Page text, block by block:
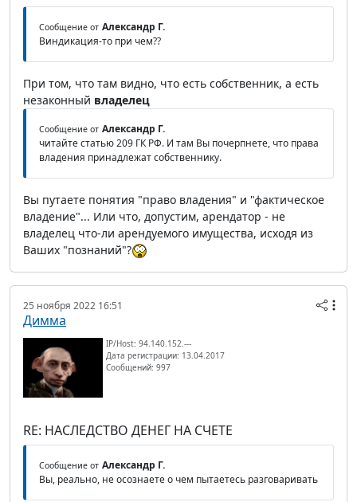
Сообщение от Александр Г.
Виндикация-то при чем??
При том, что там видно, что есть собственник, а есть
незаконный владелец
Сообщение от Александр Г.
читайте статью 209 ГК РФ. И там Вы почерпнете, что права
владения принадлежат собственнику.
Вы путаете понятия "право владения" и "фактическое
владение"... Или что, допустим, арендатор - не
владелец что-ли арендуемого имущества, исходя из
Ваших "познаний"?
25 ноября 2022 16:51
Димма
IP/Host: 94.140.152.---
Дата регистрации: 13.04.2017
Сообщений: 997
RE: НАСЛЕДСТВО ДЕНЕГ НА СЧЕТЕ
Сообщение от Александр Г.
Вы, реально, не осознаете о чем пытаетесь разговаривать